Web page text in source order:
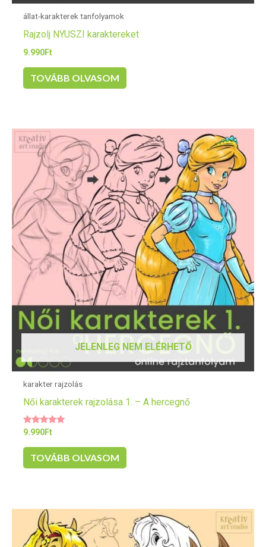
állat-karakterek tanfolyamok
Rajzolj NYUSZI karaktereket
9.990Ft
TOVÁBB OLVASOM
JELENLEG NEM ELÉRHETŐ
karakter rajzolás
Női karakterek rajzolása 1. – A hercegnő
Értékelés:
/ 5
9.990Ft
TOVÁBB OLVASOM